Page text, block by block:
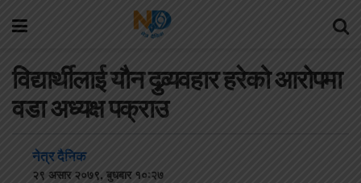
विद्यार्थीलाई यौन दुव्र्यवहार हरेको आरोपमा
वडा अध्यक्ष पक्राउ
नेत्र दैनिक
२९ असार २०७९, बुधबार १०:२७